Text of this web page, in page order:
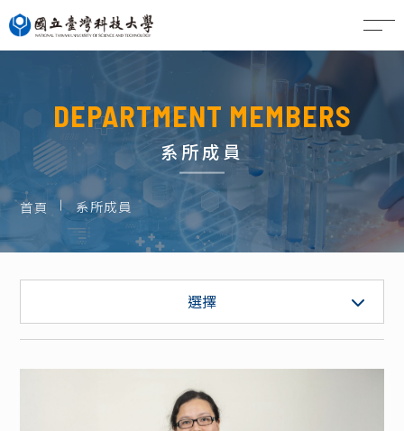
DEPARTMENT MEMBERS
系所成員
首頁 系所成員
選擇
專案教師